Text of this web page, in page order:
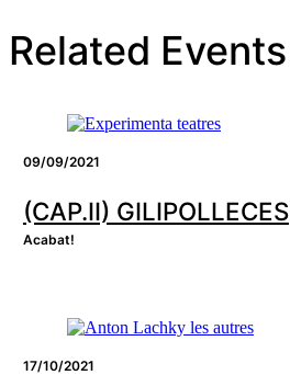
Related Events
09/09/2021
(CAP.II) GILIPOLLECES
Acabat!
17/10/2021